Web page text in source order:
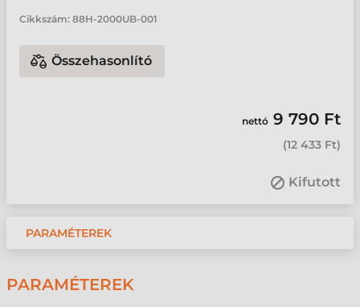
Cikkszám: 88H-2000UB-001
Összehasonlító
nettó 9 790 Ft
(12 433 Ft)
Kifutott
PARAMÉTEREK
PARAMÉTEREK